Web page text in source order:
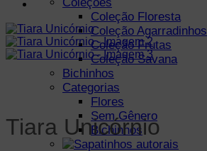
Coleção Floresta
Coleção Agarradinhos
Coleção Frutas
Coleção Savana
Bichinhos
Categorias
Flores
Sem Gênero
Bichinhos
Tiara Unicórnio